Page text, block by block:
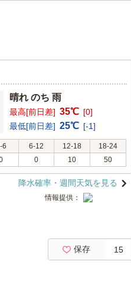
晴れ のち 雨
最高[前日差] 35℃ [0]
最低[前日差] 25℃ [-1]
6 6-12 12-18
18-24
0 10 50
降水確率・週間天気を見る
情報提供：
保存 15